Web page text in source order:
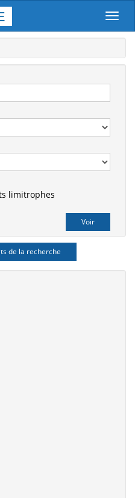
limitrophes
de la recherche